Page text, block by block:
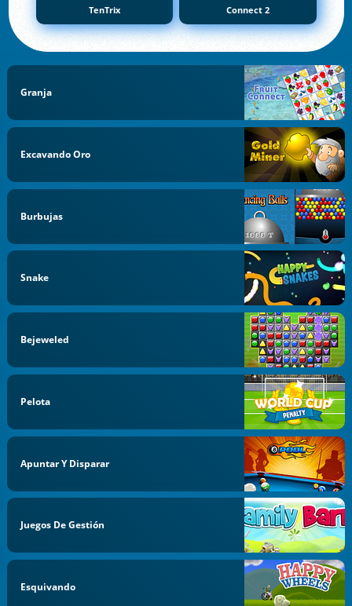
TenTrix Connect 2
Granja
Excavando Oro
Burbujas
Snake
Bejeweled
Pelota
Apuntar Y Disparar
Juegos De Gestión
Esquivando